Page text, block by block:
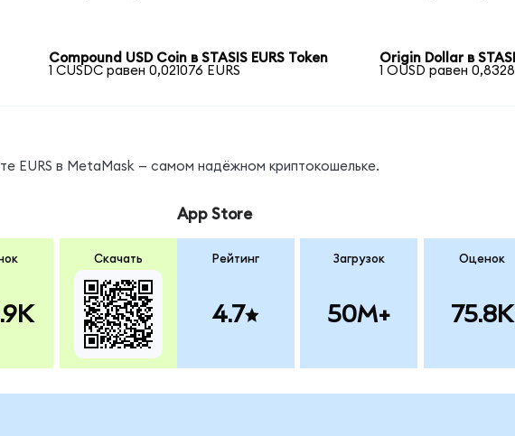
Compound USD Coin в STASIS EURS Token
1 CUSDC равен 0,021076 EURS
Origin Dollar в
1 OUSD равен
EURS в MetaMask — самом надёжном криптокошельке.
Скачать
App Store
Рейтинг
4.7
Загрузок
50M+
Оценок
75.8K